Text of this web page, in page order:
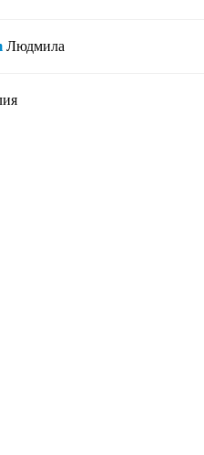
Людмила